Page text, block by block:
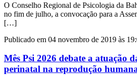
O Conselho Regional de Psicologia da
no fim de julho, a convocação para a
[…]
Publicado em 04 novembro de 2019 às
Mês Psi 2026 debate a atuação
perinatal na reprodução